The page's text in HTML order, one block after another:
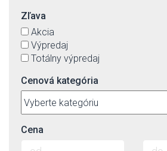
Zľava
Akcia
Výpredaj
Totálny výpredaj
Cenová kategória
Cena